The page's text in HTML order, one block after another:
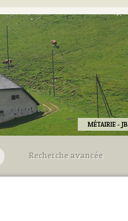
MÉTAIRIE - JB
Recherche avancée
Utilisez les champs ci-dessous